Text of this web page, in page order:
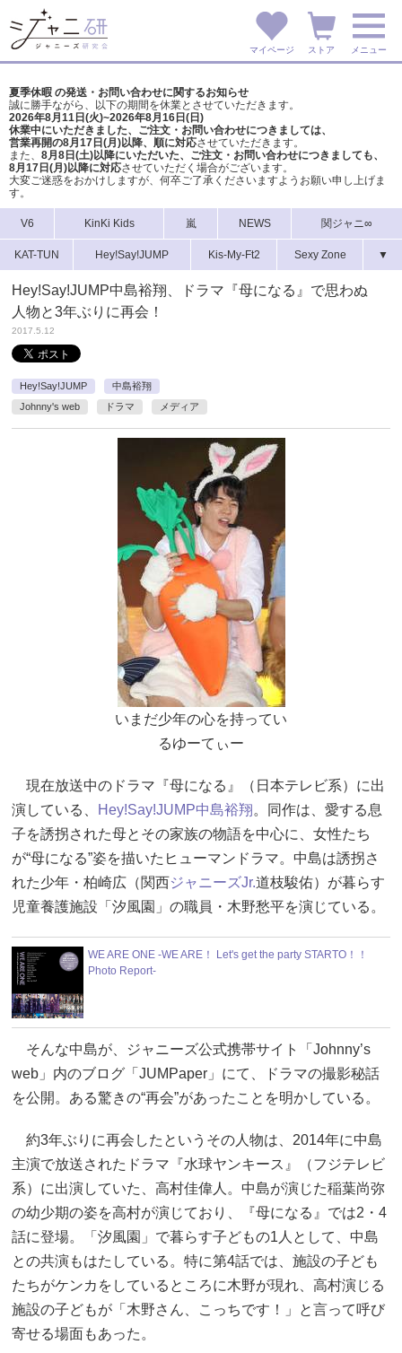
マイページ ストア メニュー
夏季休暇 の発送・お問い合わせに関するお知らせ
誠に勝手ながら、以下の期間を休業とさせていただきます。
2026年8月11日(火)~2026年8月16日(日)
休業中にいただきました、ご注文・お問い合わせにつきましては、
営業再開の8月17日(月)以降、順に対応させていただきます。
また、 8月8日(土)以降にいただいた、ご注文・ お問い合わせにつきましても、
8月17日(月)以降に対応させていただく場合がございます。
大変ご迷惑をおかけしますが、 何卒ご了承くださいますようお願い申し上げま
す。
V6 KinKi Kids 嵐 NEWS 関ジャニ∞
KAT-TUN Hey!Say!JUMP Kis-My-Ft2 Sexy Zone ▼
Hey!Say!JUMP中島裕翔、ドラマ『母になる』で思わぬ
人物と3年ぶりに再会！
2017.5.12
Hey!Say!JUMP
中島裕翔
Johnny's web
ドラマ メディア
いまだ少年の心を持ってい
るゆーてぃー
現在放送中のドラマ『母になる』（日本テレビ系）に出
演している、
Hey!Say!JUMP中島裕翔。同作は、愛する息
子を誘拐された母とその家族の物語を中心に、女性たち
が“母になる”姿を描いたヒューマンドラマ。中島は誘拐さ
れた少年・柏崎広（関西ジャニーズJr.道枝駿佑）が暮らす
児童養護施設「汐風園」の職員・木野愁平を演じている。
WE ARE ONE -WE ARE！ Let's get the party STARTO！！
Photo Report-
そんな中島が、ジャニーズ公式携帯サイト「Johnny’s
web」内のブログ「JUMPaper」にて、ドラマの撮影秘話
を公開。ある驚きの“再会”があったことを明かしている。
約3年ぶりに再会したというその人物は、2014年に中島
主演で放送されたドラマ『水球ヤンキース』（フジテレビ
系）に出演していた、高村佳偉人。中島が演じた稲葉尚弥
の幼少期の姿を高村が演じており、『母になる』では2・4
話に登場。「汐風園」で暮らす子どもの1人として、中島
との共演もはたしている。特に第4話では、施設の子ども
たちがケンカをしているところに木野が現れ、高村演じる
施設の子どもが「木野さん、こっちです！」と言って呼び
寄せる場面もあった。